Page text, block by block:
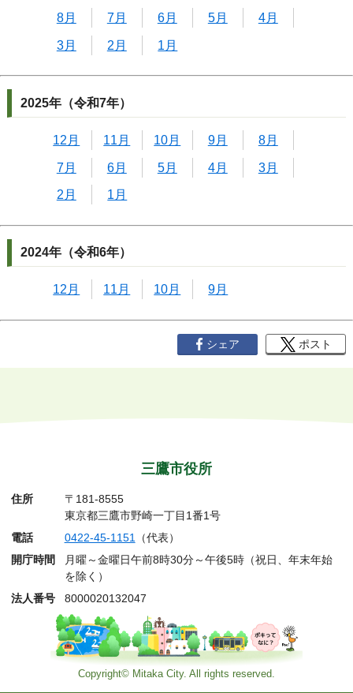
8月 7月 6月 5月 4月
3月 2月 1月
2025年（令和7年）
12月 11月 10月 9月 8月
7月 6月 5月 4月 3月
2月 1月
2024年（令和6年）
12月 11月 10月 9月
シェア ポスト
三鷹市役所
住所
〒181-8555
東京都三鷹市野崎一丁目1番1号
電話
0422-45-1151（代表）
開庁時間
月曜～金曜日午前8時30分～午後5時（祝日、年末年始
を除く）
法人番号
8000020132047
Copyright© Mitaka City. All rights reserved.